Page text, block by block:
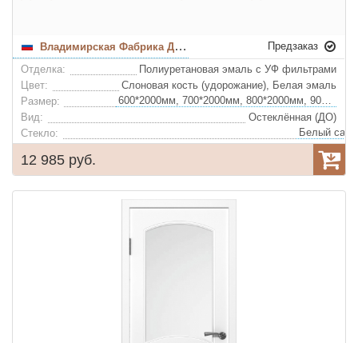
Владимирская Фабрика Дверей
Предзаказ
Отделка:
Полиуретановая эмаль с УФ фильтрами
Цвет:
Слоновая кость (удорожание), Белая эмаль
Размер:
600*2000мм, 700*2000мм, 800*2000мм, 900*2000мм
Вид:
Остеклённая (ДО)
Стекло:
12 985 руб.